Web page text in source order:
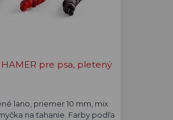
HAMER pre psa, pletený
lano, priemer 10 mm, mix
na ťahanie. Farby podľa